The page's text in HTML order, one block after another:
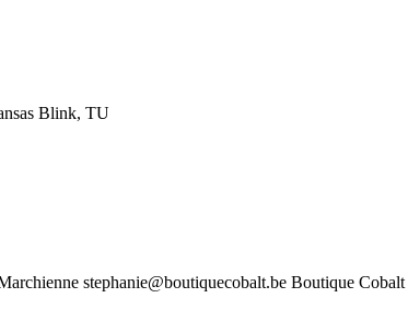
Blink, TU
stephanie@boutiquecobalt.be Boutique Cobalt